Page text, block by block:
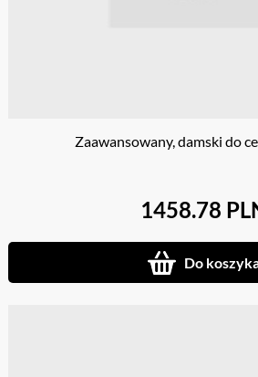
Zaawansowany, damski do
1458.78
Do